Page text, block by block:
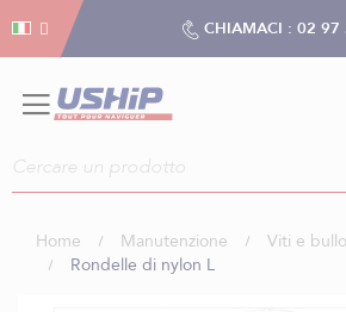
CHIAMACI : 02 97
Home Manutenzione Viti e
Rondelle di nylon L
Gestion dei cookies
Gestion dei cookies